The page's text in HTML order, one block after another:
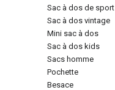
sac à dos de sport
sac à dos vintage
mini sac à dos
sac à dos kids
sacs homme
pochette
besace